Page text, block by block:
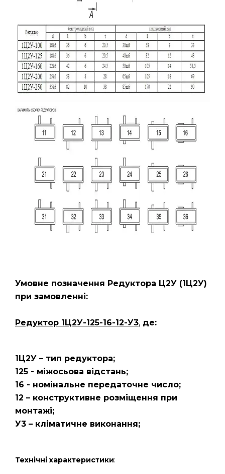
Умовне позначення Редуктора Ц2У (1Ц2У)
при замовленні:
Редуктор 1Ц2У-125-16-12-У3, де:
1Ц2У – тип редуктора;
125 - міжосьова відстань;
16 - номінальне передаточне число;
12 – конструктивне розміщення при
монтажі;
У3 – кліматичне виконання;
Технічні характеристики: